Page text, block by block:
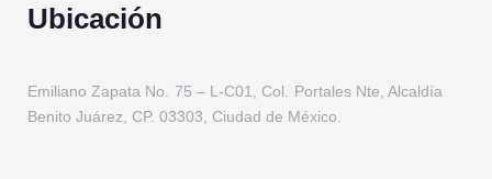
Ubicación
Emiliano Zapata No. 75 – L-C01, Col. Portales Nte, Alcaldía
Benito Juárez, CP. 03303, Ciudad de México.